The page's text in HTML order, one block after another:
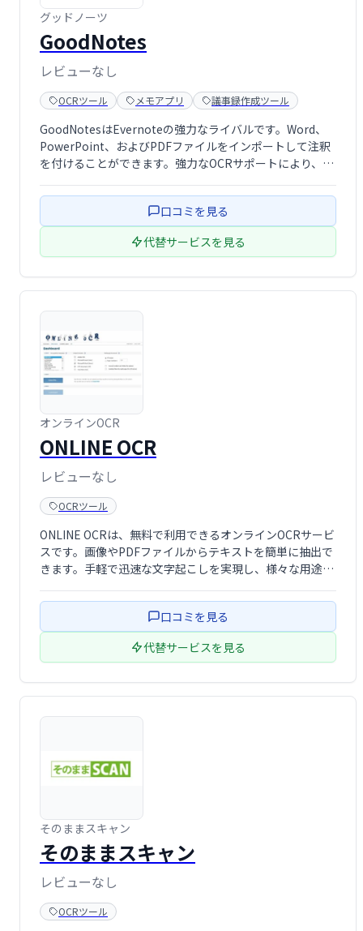
グッドノーツ
GoodNotes
レビューなし
OCRツール メモアプリ 議事録作成ツール
GoodNotesはEvernoteの強力なライバルです。Word、
PowerPoint、およびPDFファイルをインポートして注釈
を付けることができます。強力なOCRサポートにより、手
イン、および入力したテキストを検索できます。
口コミを見る
代替サービスを見る
オンラインOCR
ONLINE OCR
レビューなし
OCRツール
ONLINE OCRは、無料で利用できるオンラインOCRサービ
スです。画像やPDFファイルからテキストを簡単に抽出で
きます。手軽で迅速な文字起こしを実現し、様々な用途で
口コミを見る
代替サービスを見る
そのままスキャン
そのままスキャン
レビューなし
OCRツール